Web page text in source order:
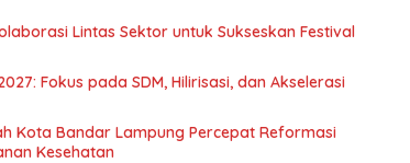
Lintas Sektor untuk Sukseskan Festival
Fokus pada SDM, Hilirisasi, dan Akselerasi
Kota Bandar Lampung Percepat Reformasi
Kesehatan